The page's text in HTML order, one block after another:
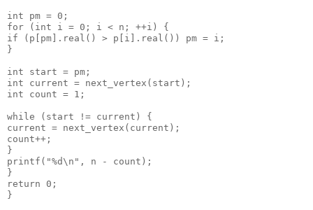
int pm = 0 ;
for ( int i = 0 ; i < n; ++i) {
if (p[pm].real() > p[i].real()) pm = i;
}
int start = pm;
int current = next_vertex(start);
int count = 1 ;
while (start != current) {
current = next_vertex(current);
count++;
}
printf( "%d\n " , n - count);
}
return
0 ;
}